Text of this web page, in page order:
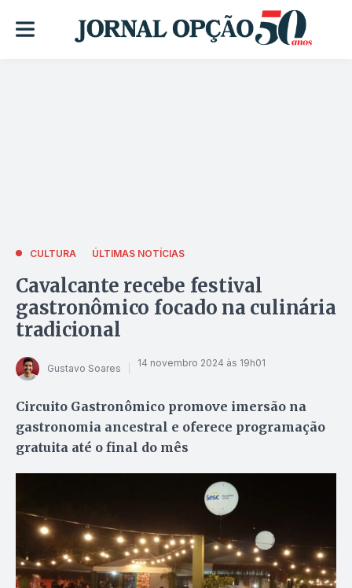
CULTURA ÚLTIMAS NOTÍCIAS
Cavalcante recebe festival
gastronômico focado na culinária
tradicional
Gustavo Soares 14 novembro 2024 às 19h01
Circuito Gastronômico promove imersão na
gastronomia ancestral e oferece programação
gratuita até o final do mês